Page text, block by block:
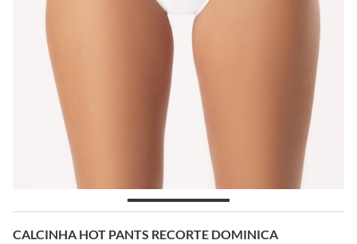
CALCINHA HOT PANTS RECORTE DOMINICA